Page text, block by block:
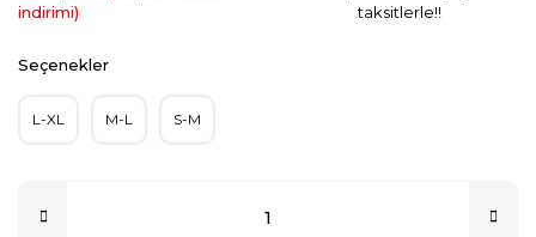
indirimi)
taksitlerle!!
Seçenekler
L-XL M-L S-M